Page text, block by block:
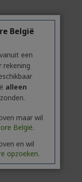
met
Plug & Play-
flexibiliteit en
België
een
rekening
alleen
maar wil
België.
en wil
opzoeken.